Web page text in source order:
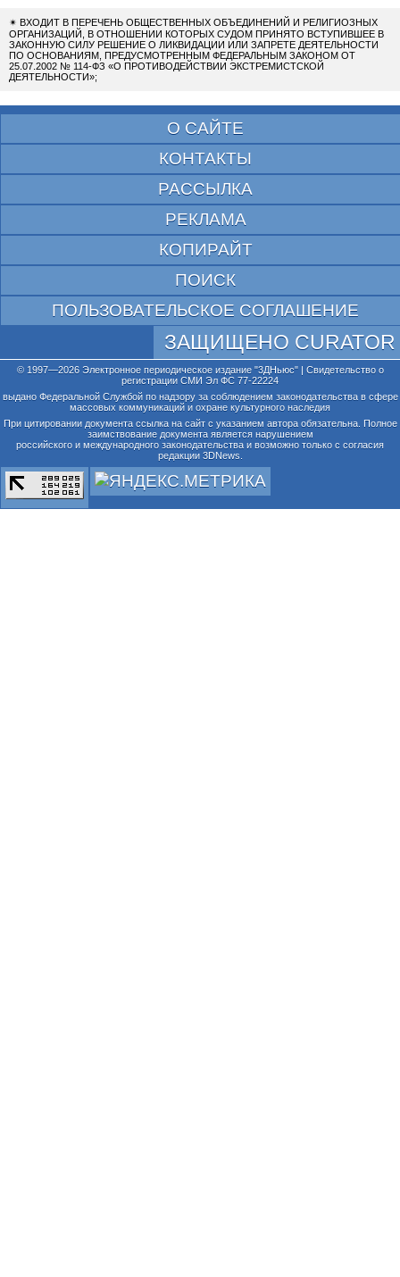
✴ ВХОДИТ В ПЕРЕЧЕНЬ ОБЩЕСТВЕННЫХ ОБЪЕДИНЕНИЙ И РЕЛИГИОЗНЫХ
ОРГАНИЗАЦИЙ, В ОТНОШЕНИИ КОТОРЫХ СУДОМ ПРИНЯТО ВСТУПИВШЕЕ В
ЗАКОННУЮ СИЛУ РЕШЕНИЕ О ЛИКВИДАЦИИ ИЛИ ЗАПРЕТЕ ДЕЯТЕЛЬНОСТИ
ПО ОСНОВАНИЯМ, ПРЕДУСМОТРЕННЫМ ФЕДЕРАЛЬНЫМ ЗАКОНОМ ОТ
25.07.2002 № 114-ФЗ «О ПРОТИВОДЕЙСТВИИ ЭКСТРЕМИСТСКОЙ
ДЕЯТЕЛЬНОСТИ»;
О САЙТЕ
КОНТАКТЫ
РАССЫЛКА
РЕКЛАМА
КОПИРАЙТ
ПОИСК
ПОЛЬЗОВАТЕЛЬСКОЕ СОГЛАШЕНИЕ
ЗАЩИЩЕНО CURATOR
© 1997—2026 Электронное периодическое издание "3ДНьюс" | Свидетельство о
регистрации СМИ Эл ФС 77-22224
выдано Федеральной Службой по надзору за соблюдением законодательства в сфере
массовых коммуникаций и охране культурного наследия
При цитировании документа ссылка на сайт с указанием автора обязательна. Полное
заимствование документа является нарушением
российского и международного законодательства и возможно только с согласия
редакции 3DNews.